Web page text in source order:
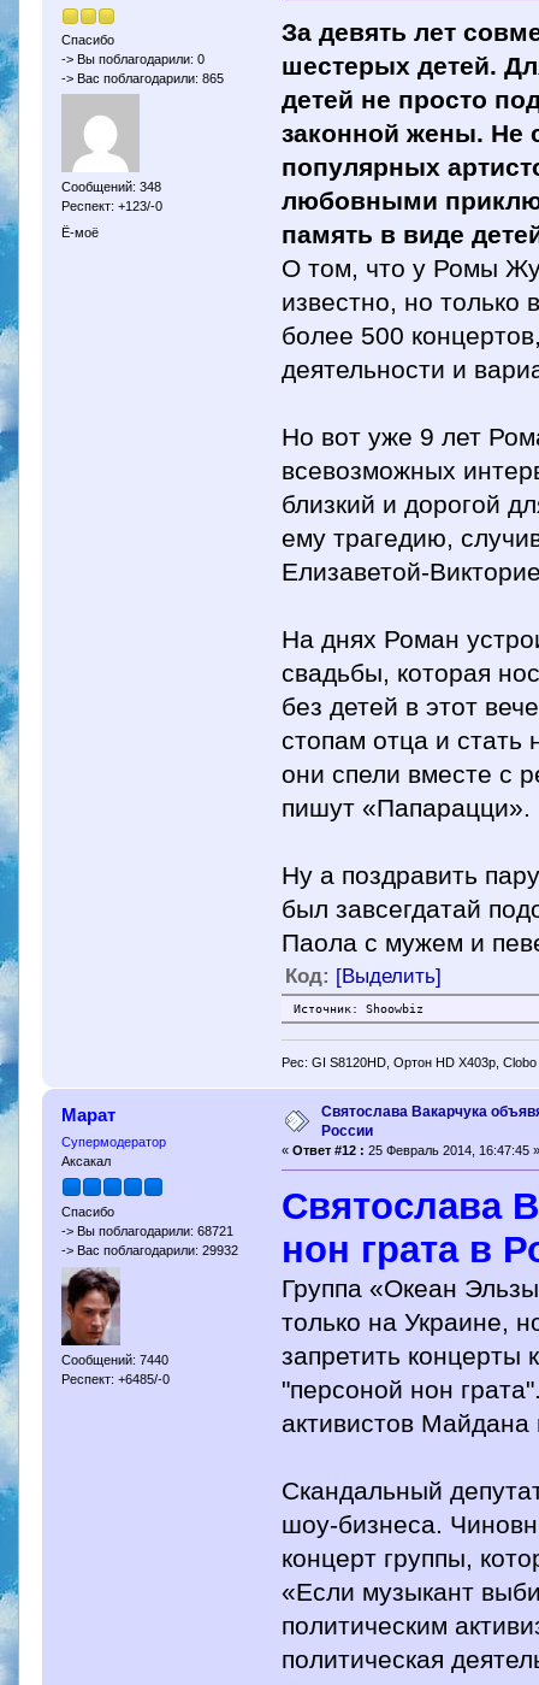
Спасибо
-> Вы поблагодарили: 0
-> Вас поблагодарили: 865
Сообщений: 348
Респект: +123/-0
Ё-моё
За девять лет
шестерых детей.
детей не просто
законной жены. Не
популярных
любовными
память в виде
О том, что у Ромы
известно, но только
более 500
деятельности и
Но вот уже 9 лет
всевозможных
близкий и дорогой
ему трагедию,
Елизаветой-
На днях Роман
свадьбы, которая
без детей в этот
стопам отца и
они спели вместе с
пишут «Папарацци».
Ну а поздравить
был завсегдатай
Паола с мужем и
Код: [Выделить]
Источник: Shoowbiz
Рес: GI S8120HD, Ортон HD X403p,
Марат
Супермодератор
Аксакал
Спасибо
-> Вы поблагодарили: 68721
-> Вас поблагодарили: 29932
Сообщений: 7440
Респект: +6485/-0
Святослава Вакарчука
России
«Ответ #12 : 25 Февраль 2014, 16:47:45
Святослава
нон грата в
Группа «Океан
только на Украине,
запретить концерты
"персоной нон
активистов
Скандальный
шоу-бизнеса.
концерт группы,
«Если музыкант
политическим
политическая